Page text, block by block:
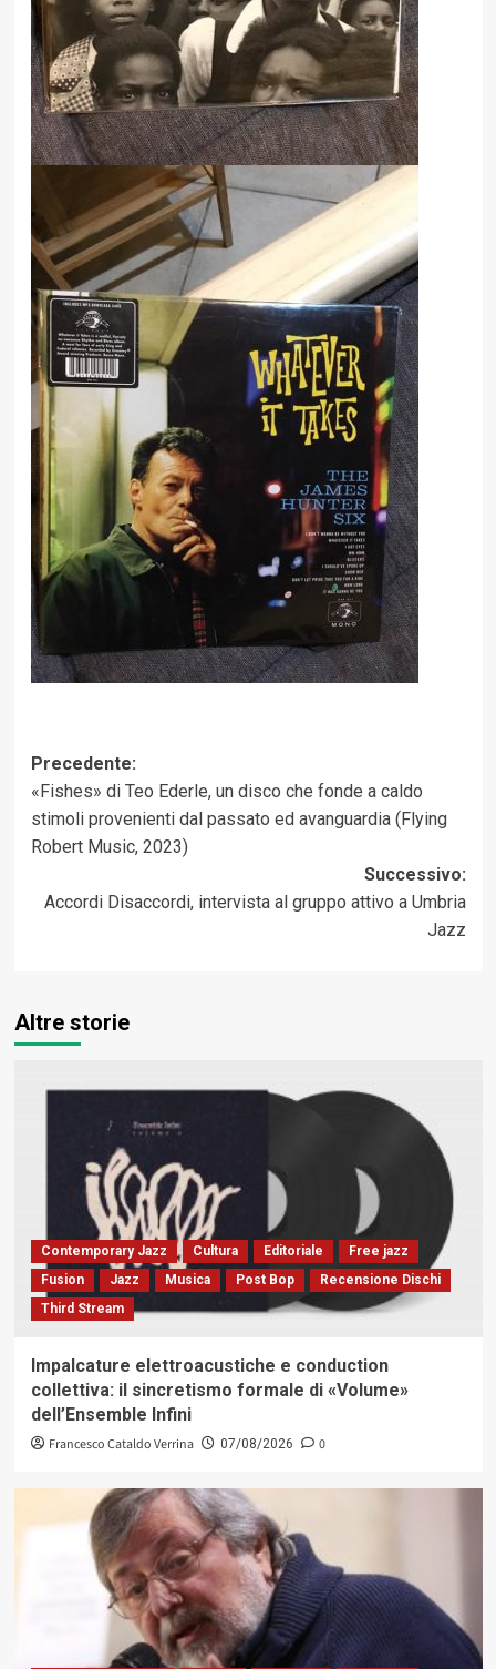
Navigazione
articolo
Precedente:
«Fishes» di Teo Ederle, un disco che fonde a caldo
stimoli provenienti dal passato ed avanguardia (Flying
Robert Music, 2023)
Successivo:
Accordi Disaccordi, intervista al gruppo attivo a Umbria
Jazz
Altre storie
Contemporary Jazz Cultura Editoriale
Free jazz
Fusion
Jazz Musica Post Bop
Recensione Dischi
Third Stream
Impalcature elettroacustiche e conduction
collettiva: il sincretismo formale di «Volume»
dell’Ensemble Infini
Francesco Cataldo Verrina 07/08/2026 0